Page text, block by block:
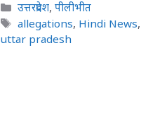
Categories
उत्तरप्रदेश,पीलीभीत
Tags
allegations, Hindi News,
uttar pradesh